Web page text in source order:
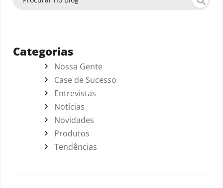
Categorias
Nossa Gente
Case de Sucesso
Entrevistas
Notícias
Novidades
Produtos
Tendências